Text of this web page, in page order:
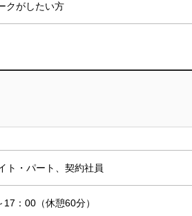
クがしたい方
ト・パート、契約社員
17：00（休憩60分）